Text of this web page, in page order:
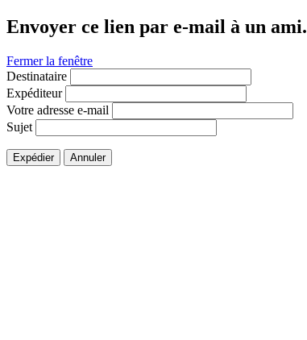
Envoyer ce lien par e-mail à un ami.
Fermer la fenêtre
Destinataire
Expéditeur
Votre adresse e-mail
Sujet
Expédier Annuler